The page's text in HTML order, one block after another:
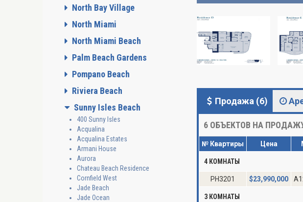
Продажа (6)
6 ОБЪЕКТОВ НА
№ Квартиры Цена
4 КОМНАТЫ
PH3201 $23,990,000
3 КОМНАТЫ
North Bay Village
North Miami
North Miami Beach
Palm Beach Gardens
Pompano Beach
Riviera Beach
Sunny Isles Beach
400 Sunny Isles
Acqualina
Acqualina Estates
Armani House
Aurora
Chateau Beach Residence
Cornfield West
Jade Beach
Jade Ocean